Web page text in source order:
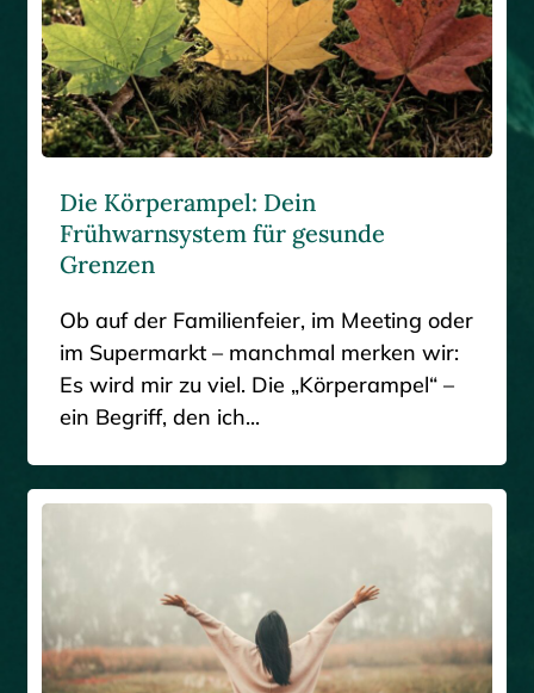
Die Körperampel: Dein
Frühwarnsystem für gesunde
Grenzen
Ob auf der Familienfeier, im Meeting oder
im Supermarkt – manchmal merken wir:
Es wird mir zu viel. Die „Körperampel“ –
ein Begriff, den ich...